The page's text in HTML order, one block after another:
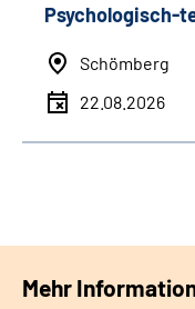
Psychologisch-
Schömberg
22.08.2026
Mehr